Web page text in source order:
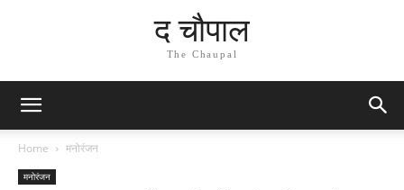
द चौपाल
The Chaupal
Home मनोरंजन
मनोरंजन